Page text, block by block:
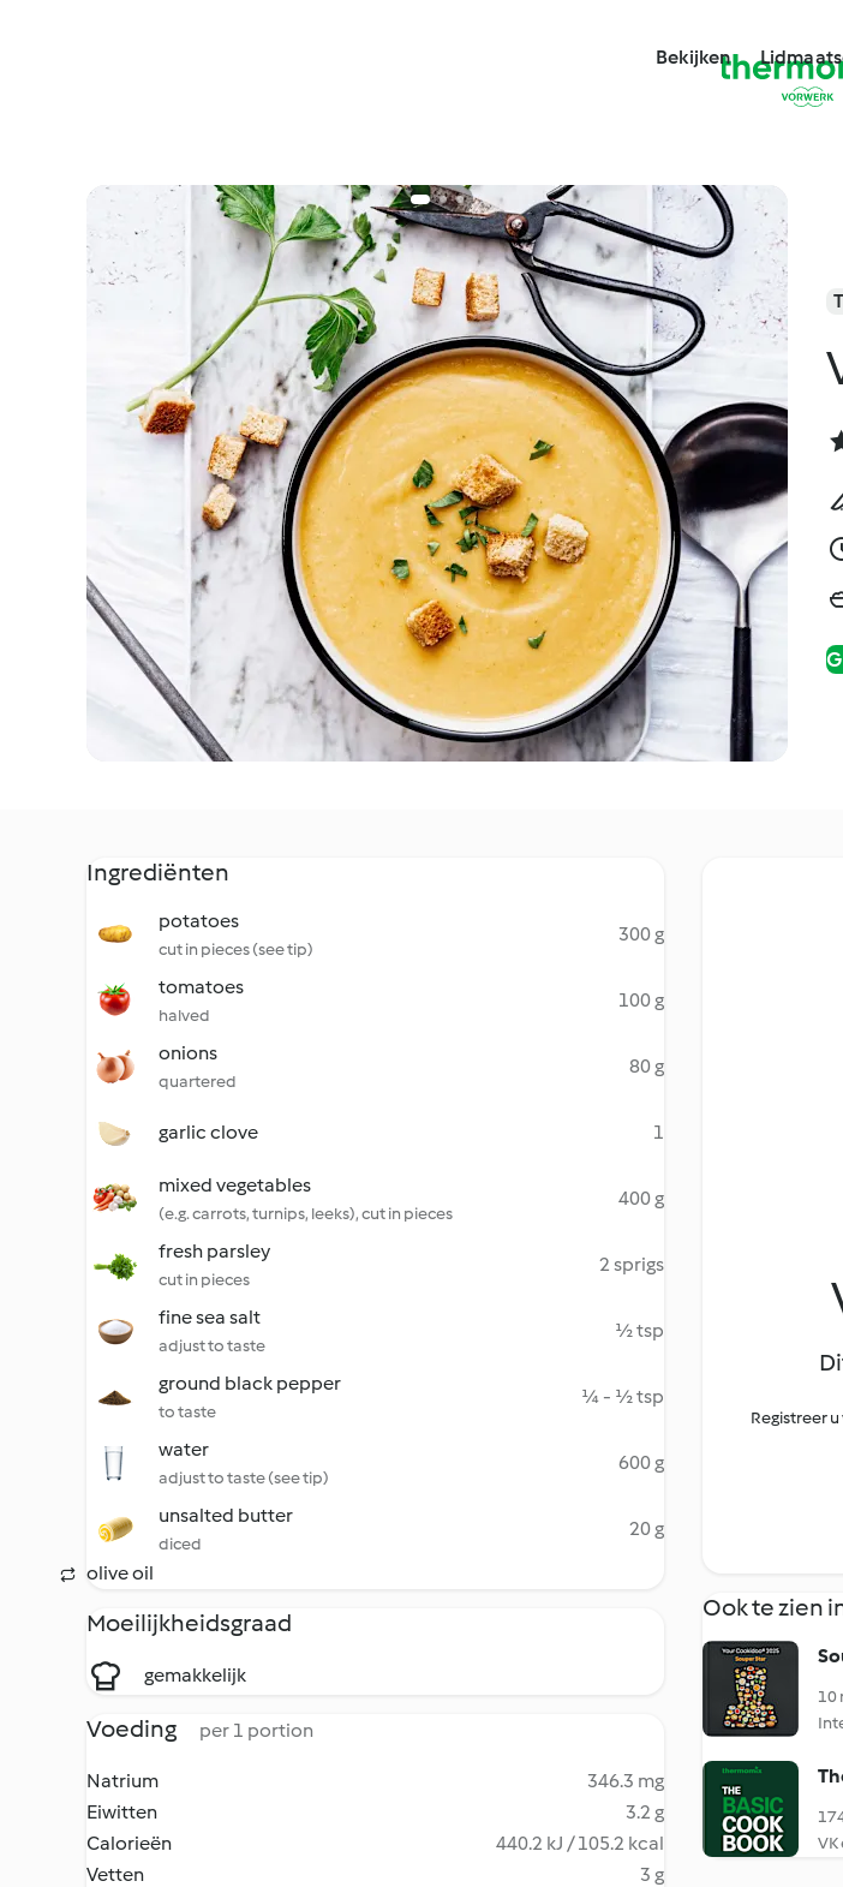
Bekijken
Ingrediënten
potatoes
cut in pieces (see tip)
300 g
tomatoes
halved
100 g
onions
quartered
80 g
garlic clove 1
mixed vegetables
(e.g. carrots, turnips, leeks), cut in pieces
400 g
fresh parsley
cut in pieces
2 sprigs
fine sea salt
adjust to taste
½ tsp
ground black pepper
to taste
¼ - ½ tsp
water
adjust to taste (see tip)
600 g
unsalted butter
diced
20 g
olive oil
Moeilijkheidsgraad
gemakkelijk
Voeding per 1 portion
Natrium
346.3 mg
Eiwitten
3.2 g
Calorieën
440.2 kJ / 105.2 kcal
Vetten
3 g
Registreer
Ook te zien
10
VK